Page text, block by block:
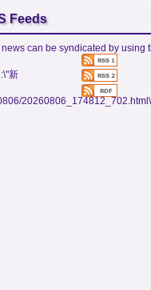
Feeds
news can be syndicated by using
新